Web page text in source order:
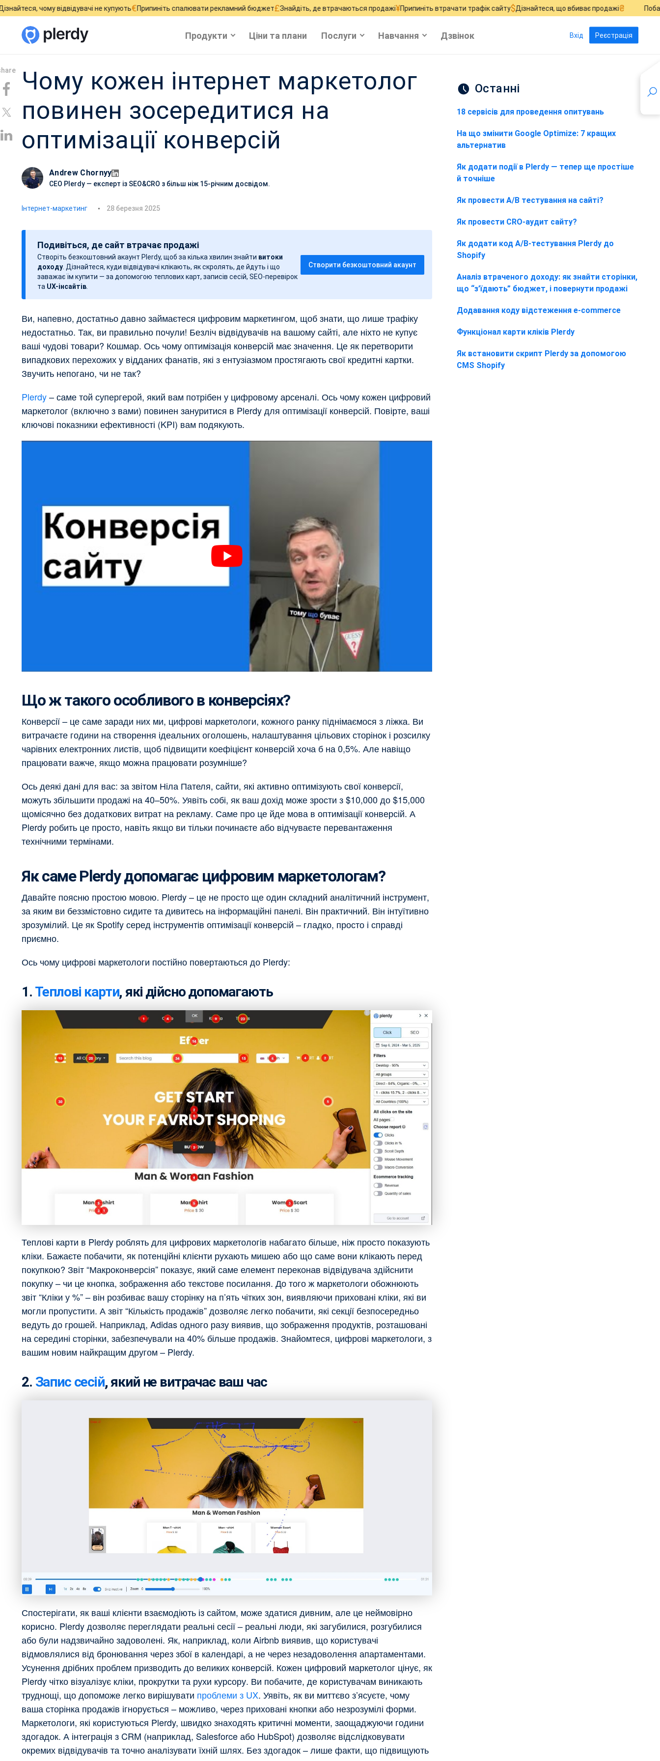
відвідувачі не купують€Припиніть спалювати рекламний бюджет£Знайдіть, де втрачаються продажі¥Припиніть втрачати трафік сайту$Дізнайтеся, що вбиває продажі₴ Побачте, де
Продукти Ціни та плани Послуги Навчання Дзвінок Вхід Реєстрація
Чому кожен інтернет маркетолог
повинен зосередитися на
оптимізації конверсій
Andrew Chornyy
CEO Plerdy — експерт із SEO&CRO з більш ніж 15-річним досвідом.
Інтернет-маркетинг
Д
а
з
а
и
28 березня 2025
Подивіться, де сайт втрачає продажі
Створіть безкоштовний акаунт Plerdy, щоб за кілька хвилин знайти витоки
доходу . Дізнайтеся, куди відвідувачі клікають, як скролять, де йдуть і що
заважає їм купити — за допомогою теплових карт, записів сесій, SEO-перевірок
та UX-інсайтів
Створити безкоштовний акаунт
Ви, напевно, достатньо давно займаєтеся цифровим маркетингом, щоб знати, що лише трафіку
недостатньо. Так, ви правильно почули! Безліч відвідувачів на вашому сайті, але ніхто не купує
ваші чудові товари? Кошмар. Ось чому оптимізація конверсій має значення. Це як перетворити
випадкових перехожих у відданих фанатів, які з ентузіазмом простягають свої кредитні картки.
Звучить непогано, чи не так?
Plerdy– саме той супергерой, який вам потрібен у цифровому арсеналі. Ось чому кожен цифровий
маркетолог (включно з вами) повинен зануритися в Plerdy для оптимізації конверсій. Повірте, ваші
ключові показники ефективності (KPI) вам подякують.
Що ж такого особливого в конверсіях?
Конверсії – це саме заради них ми, цифрові маркетологи, кожного ранку піднімаємося з ліжка. Ви
витрачаєте години на створення ідеальних оголошень, налаштування цільових сторінок і розсилку
чарівних електронних листів, щоб підвищити коефіцієнт конверсій хоча б на 0,5%. Але навіщо
працювати важче, якщо можна працювати розумніше?
Ось деякі дані для вас: за звітом Ніла Пателя, сайти, які активно оптимізують свої конверсії,
можуть збільшити продажі на 40–50%. Уявіть собі, як ваш дохід може зрости з $10,000 до $15,000
щомісячно без додаткових витрат на рекламу. Саме про це йде мова в оптимізації конверсій. А
Plerdy робить це просто, навіть якщо ви тільки починаєте або відчуваєте перевантаження
технічними термінами.
Як саме Plerdy допомагає цифровим маркетологам?
Давайте поясню простою мовою. Plerdy – це не просто ще один складний аналітичний інструмент,
за яким ви беззмістовно сидите та дивитесь на інформаційні панелі. Він практичний. Він інтуїтивно
зрозумілий. Це як Spotify серед інструментів оптимізації конверсій – гладко, просто і справді
приємно.
Ось чому цифрові маркетологи постійно повертаються до Plerdy:
1. Теплові карти, які дійсно допомагають
Теплові карти в Plerdy роблять для цифрових маркетологів набагато більше, ніж просто показують
кліки. Бажаєте побачити, як потенційні клієнти рухають мишею або що саме вони клікають перед
покупкою? Звіт “Макроконверсія” показує, який саме елемент переконав відвідувача здійснити
покупку – чи це кнопка, зображення або текстове посилання. До того ж маркетологи обожнюють
звіт “Кліки у %” – він розбиває вашу сторінку на п’ять чітких зон, виявляючи приховані кліки, які ви
могли пропустити. А звіт “Кількість продажів” дозволяє легко побачити, які секції безпосередньо
ведуть до грошей. Наприклад, Adidas одного разу виявив, що зображення продуктів, розташовані
на середині сторінки, забезпечували на 40% більше продажів. Знайомтеся, цифрові маркетологи, з
вашим новим найкращим другом – Plerdy.
2. Запис сесій, який не витрачає ваш час
Спостерігати, як ваші клієнти взаємодіють із сайтом, може здатися дивним, але це неймовірно
корисно. Plerdy дозволяє переглядати реальні сесії – реальні люди, які загубилися, розгубилися
або були надзвичайно задоволені. Як, наприклад, коли Airbnb виявив, що користувачі
відмовлялися від бронювання через збої в календарі, а не через незадоволення апартаментами.
Усунення дрібних проблем призводить до великих конверсій. Кожен цифровий маркетолог цінує, як
Plerdy чітко візуалізує кліки, прокрутки та рухи курсору. Ви побачите, де користувачам виникають
труднощі, що допоможе легко вирішувати проблеми з UX. Уявіть, як ви миттєво з’ясуєте, чому
ваша сторінка продажів ігнорується – можливо, через приховані кнопки або незрозумілі форми.
Маркетологи, які користуються Plerdy, швидко знаходять критичні моменти, заощаджуючи години
здогадок. А інтеграція з CRM (наприклад, Salesforce або HubSpot) дозволяє відслідковувати
окремих відвідувачів та точно аналізувати їхній шлях. Без здогадок – лише факти, що підвищують
Останні
18 сервісів для проведення опитувань
На що змінити Google Optimize: 7 кращих
альтернатив
Як додати події в Plerdy — тепер ще простіше
й точніше
Як провести A/B тестування на сайті?
Як провести CRO-аудит сайту?
Як додати код A/B-тестування Plerdy до
Shopify
Аналіз втраченого доходу: як знайти сторінки,
що “з’їдають” бюджет, і повернути продажі
Додавання коду відстеження e-commerce
Функціонал карти кліків Plerdy
Як встановити скрипт Plerdy за допомогою
CMS Shopify